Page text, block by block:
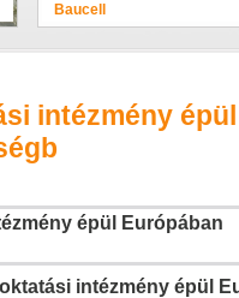
Baucell
intézmény
intézmény épül